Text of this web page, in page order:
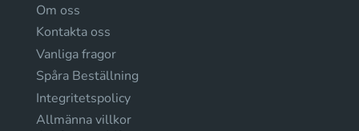
Om oss
Kontakta oss
Vanliga fragor
Spåra Beställning
Integritetspolicy
Allmänna villkor